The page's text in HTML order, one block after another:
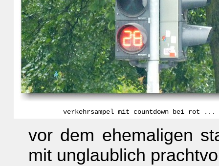
verkehrsampel mit countdown bei rot ...
vor dem ehemaligen
mit unglaublich